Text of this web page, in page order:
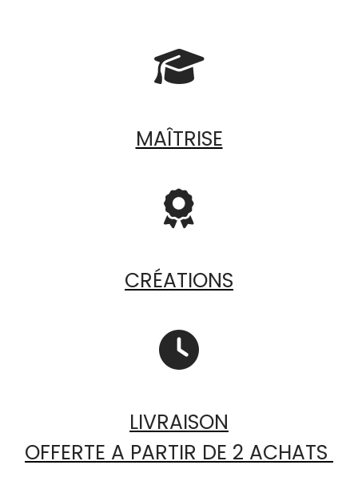

MAÎTRISE

CRÉATIONS

LIVRAISON
OFFERTE A PARTIR DE 2 ACHATS